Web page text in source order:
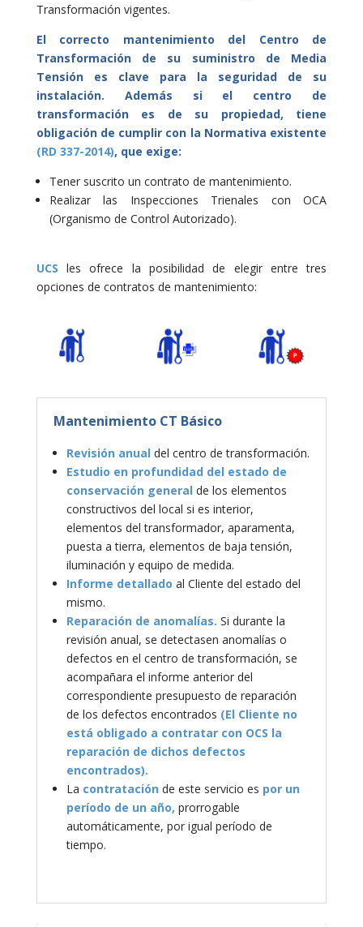
Transformación vigentes.
El correcto mantenimiento del Centro de
Transformación de su suministro de Media
Tensión es clave para la seguridad de su
instalación. Además si el centro de
transformación es de su propiedad, tiene
obligación de cumplir con la Normativa existente
(RD 337-2014), que exige:
Tener suscrito un contrato de mantenimiento.
Realizar las Inspecciones Trienales con OCA
(Organismo de Control Autorizado).
UCS les ofrece la posibilidad de elegir entre tres
opciones de contratos de mantenimiento:
Mantenimiento CT Básico
Revisión anual del centro de transformación.
Estudio en profundidad del estado de
conservación general de los elementos
constructivos del local si es interior,
elementos del transformador, aparamenta,
puesta a tierra, elementos de baja tensión,
iluminación y equipo de medida.
Informe detallado al Cliente del estado del
mismo.
Reparación de anomalías. Si durante la
revisión anual, se detectasen anomalías o
defectos en el centro de transformación, se
acompañara el informe anterior del
correspondiente presupuesto de reparación
de los defectos encontrados (El Cliente no
está obligado a contratar con OCS la
reparación de dichos defectos
encontrados).
La contratación de este servicio es por un
período de un año, prorrogable
automáticamente, por igual período de
tiempo.